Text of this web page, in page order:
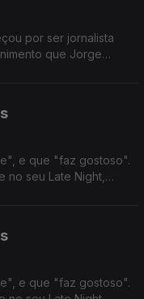
por ser jornalista
que Jorge
e que "faz gostoso".
no seu Late Night,
e que "faz gostoso".